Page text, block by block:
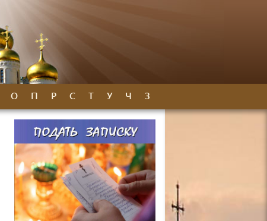
О П Р С Т У Ч З